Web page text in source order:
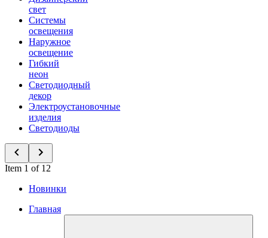
свет
Системы
освещения
Наружное
освещение
Гибкий
неон
Светодиодный
декор
Электроустановочные
изделия
Светодиоды
Item 1 of 12
Новинки
Главная